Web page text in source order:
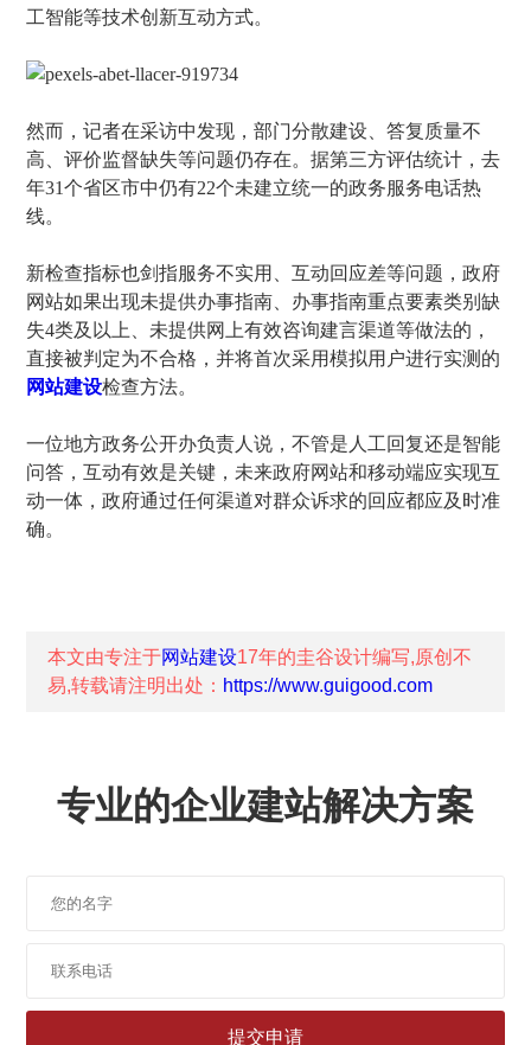
工智能等技术创新互动方式。
然而，记者在采访中发现，部门分散建设、答复质量不
高、评价监督缺失等问题仍存在。据第三方评估统计，去
年31个省区市中仍有22个未建立统一的政务服务电话热
线。
新检查指标也剑指服务不实用、互动回应差等问题，政府
网站如果出现未提供办事指南、办事指南重点要素类别缺
失4类及以上、未提供网上有效咨询建言渠道等做法的，
直接被判定为不合格，并将首次采用模拟用户进行实测的
网站建设检查方法。
一位地方政务公开办负责人说，不管是人工回复还是智能
问答，互动有效是关键，未来政府网站和移动端应实现互
动一体，政府通过任何渠道对群众诉求的回应都应及时准
确。
本文由专注于网站建设17年的圭谷设计编写,原创不
易,转载请注明出处： https://www.guigood.com
专业的企业建站解决方案